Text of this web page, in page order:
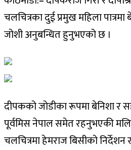
चलचित्रका दुई प्रमुख महिला
जोशी अनुबन्धित हुनुभएको छ ।
दीपकको जोडीका रूपमा बेनिशा र
पूर्वमिस नेपाल समेत रहनुभएकी
चलचित्रमा हेमराज बिसीको निर्देशन